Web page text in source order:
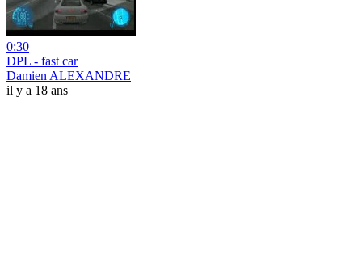
0:30
DPL - fast car
Damien ALEXANDRE
il y a 18 ans